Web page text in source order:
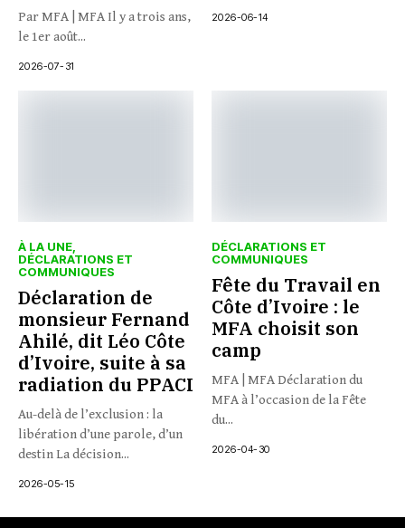
Par MFA | MFA Il y a trois ans,
le 1er août...
2026-07-31
2026-06-14
À LA UNE
DÉCLARATIONS ET
COMMUNIQUES
Déclaration de
monsieur Fernand
Ahilé, dit Léo Côte
d’Ivoire, suite à sa
radiation du PPACI
Au-delà de l’exclusion : la
libération d’une parole, d’un
destin La décision...
2026-05-15
DÉCLARATIONS ET
COMMUNIQUES
Fête du Travail en
Côte d’Ivoire : le
MFA choisit son
camp
MFA | MFA Déclaration du
MFA à l’occasion de la Fête
du...
2026-04-30